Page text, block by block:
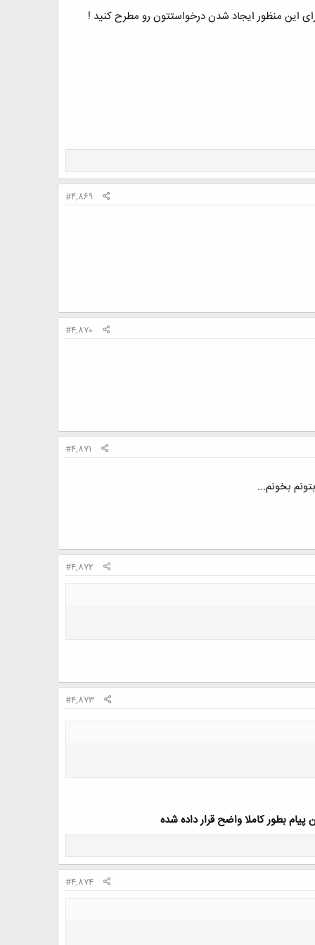
برای این منظور ایجاد شدن درخواستتون رو مطرح کنید !
#4,869
#4,870
#4,871
بخونم...
#4,872
#4,873
بطور کاملا واضح قرار داده شده
#4,874